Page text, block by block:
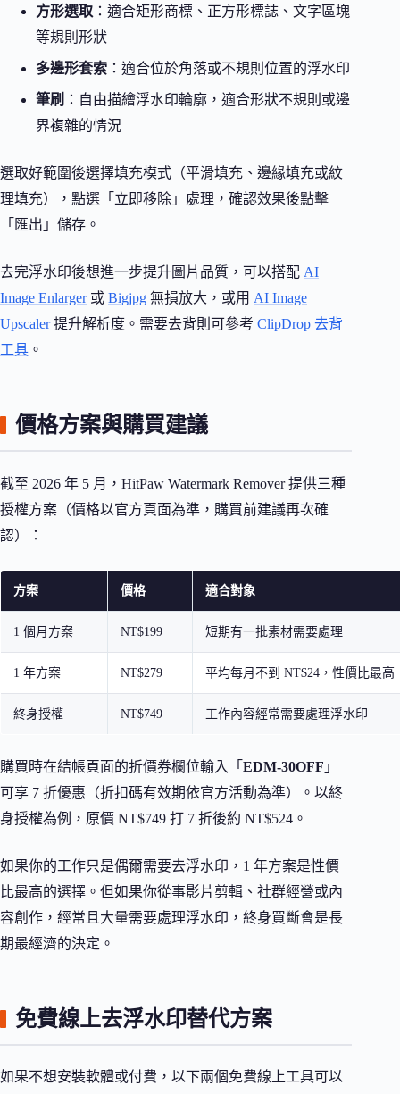
方形選取 ：適合矩形商標、正方形標誌、文字區塊
等規則形狀
多邊形套索 ：適合位於角落或不規則位置的浮水印
筆刷 ：自由描繪浮水印輪廓，適合形狀不規則或邊
界複雜的情況
選取好範圍後選擇填充模式（平滑填充、邊緣填充或紋
理填充），點選「立即移除」處理，確認效果後點擊
「匯出」儲存。
去完浮水印後想進一步提升圖片品質，可以搭配 AI
Image Enlarger或 Bigjpg 無損放大，或用 AI Image
Upscaler提升解析度。需要去背則可參考 ClipDrop 去背
工具 。
價格方案與購買建議
截至 2026 年 5 月，HitPaw Watermark Remover 提供三種
授權方案（價格以官方頁面為準，購買前建議再次確
認）：
方案 價格 適合對象
1 個月方案 NT$199 短期有一批素材需要處理
1 年方案 NT$279 平均每月不到 NT$24，性價比最高
終身授權 NT$749 工作內容經常需要處理浮水印
購買時在結帳頁面的折價券欄位輸入「 EDM-30OFF 」
可享 7 折優惠（折扣碼有效期依官方活動為準）。以終
身授權為例，原價 NT$749 打 7 折後約 NT$524。
如果你的工作只是偶爾需要去浮水印，1 年方案是性價
比最高的選擇。但如果你從事影片剪輯、社群經營或內
容創作，經常且大量需要處理浮水印，終身買斷會是長
期最經濟的決定。
免費線上去浮水印替代方案
如果不想安裝軟體或付費，以下兩個免費線上工具可以